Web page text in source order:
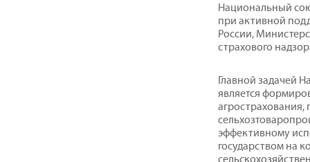
Национальный
при активной
России,
страхового
Главной задачей
является
эффективному
государством на